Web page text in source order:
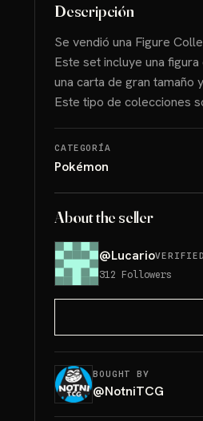
Descripción
Se vendió una Figure
Este set incluye una
una carta de gran tamaño
Este tipo de colecciones
CATEGORÍA
Pokémon
About the seller
@Lucario
312 Followers
BOUGHT BY
@NotniTCG